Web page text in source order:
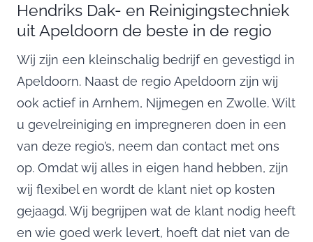
Hendriks Dak- en Reinigingstechniek
uit Apeldoorn de beste in de regio
Wij zijn een kleinschalig bedrijf en gevestigd in
Apeldoorn. Naast de regio Apeldoorn zijn wij
ook actief in Arnhem, Nijmegen en Zwolle. Wilt
u gevelreiniging en impregneren doen in een
van deze regio’s, neem dan contact met ons
op. Omdat wij alles in eigen hand hebben, zijn
wij flexibel en wordt de klant niet op kosten
gejaagd. Wij begrijpen wat de klant nodig heeft
en wie goed werk levert, hoeft dat niet van de